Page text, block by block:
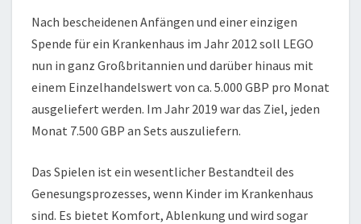
Nach bescheidenen Anfängen und einer einzigen
Spende für ein Krankenhaus im Jahr 2012 soll LEGO
nun in ganz Großbritannien und darüber hinaus mit
einem Einzelhandelswert von ca. 5.000 GBP pro Monat
ausgeliefert werden. Im Jahr 2019 war das Ziel, jeden
Monat 7.500 GBP an Sets auszuliefern.
Das Spielen ist ein wesentlicher Bestandteil des
Genesungsprozesses, wenn Kinder im Krankenhaus
sind. Es bietet Komfort, Ablenkung und wird sogar